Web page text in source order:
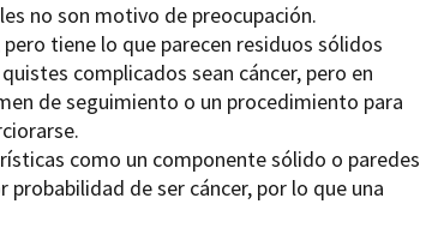
no son motivo de preocupación.
tiene lo que parecen residuos sólidos
complicados sean cáncer, pero en
de seguimiento o un procedimiento para
como un componente sólido o paredes
de ser cáncer, por lo que una